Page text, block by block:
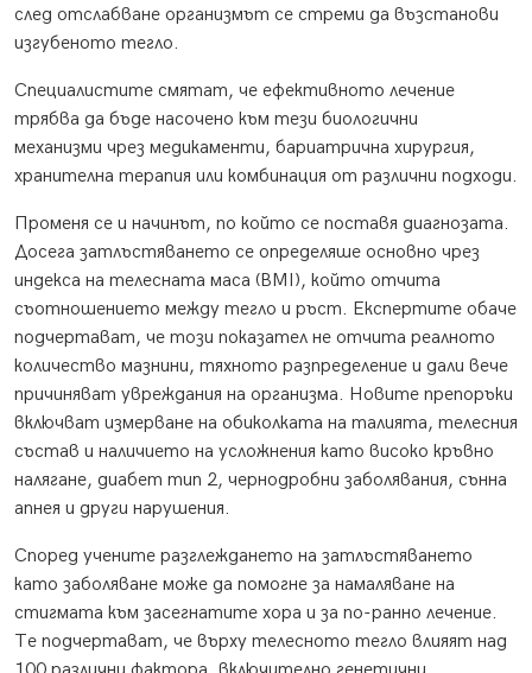
след отслабване организмът се стреми да възстанови
изгубеното тегло.
Специалистите смятат, че ефективното лечение
трябва да бъде насочено към тези биологични
механизми чрез медикаменти, бариатрична хирургия,
хранителна терапия или комбинация от различни подходи.
Променя се и начинът, по който се поставя диагнозата.
Досега затлъстяването се определяше основно чрез
индекса на телесната маса (BMI), който отчита
съотношението между тегло и ръст. Експертите обаче
подчертават, че този показател не отчита реалното
количество мазнини, тяхното разпределение и дали вече
причиняват увреждания на организма. Новите препоръки
включват измерване на обиколката на талията, телесния
състав и наличието на усложнения като високо кръвно
налягане, диабет тип 2, чернодробни заболявания, сънна
апнея и други нарушения.
Според учените разглеждането на затлъстяването
като заболяване може да помогне за намаляване на
стигмата към засегнатите хора и за по-ранно лечение.
Те подчертават, че върху телесното тегло влияят над